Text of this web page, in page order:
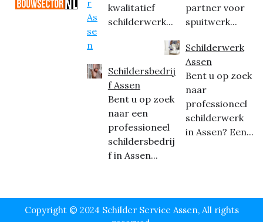
kwalitatief
schilderwerk...
Schildersbedrij
f Assen
Bent u op zoek
naar een
professioneel
schildersbedrij
f in Assen...
partner voor
spuitwerk...
Schilderwerk
Assen
Bent u op zoek
naar
professioneel
schilderwerk
in Assen? Een...
Copyright © 2024 Schilder Service Assen, All rights